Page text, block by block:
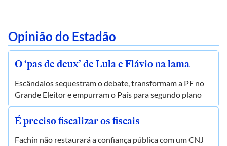
Opinião do Estadão
O ‘pas de deux’ de Lula e Flávio na lama
Escândalos sequestram o debate, transformam a PF no
Grande Eleitor e empurram o País para segundo plano
É preciso fiscalizar os fiscais
Fachin não restaurará a confiança pública com um CNJ